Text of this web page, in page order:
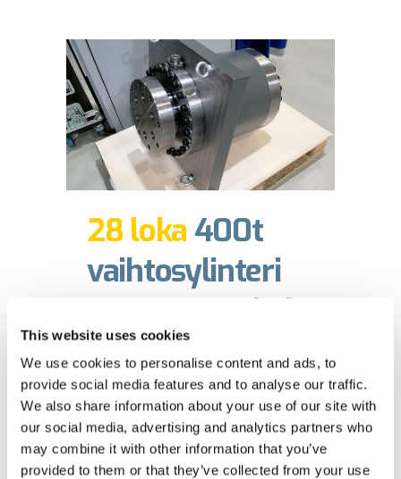
This website uses cookies
We use cookies to personalise content and ads, to
provide social media features and to analyse our traffic.
We also share information about your use of our site with
our social media, advertising and analytics partners who
may combine it with other information that you’ve
provided to them or that they’ve collected from your use
28 loka400t
vaihtosylinteri
tuotantopuristimeen
Julkaistu 14:00
Hydraulisylinterit,Referenssit
Share
Meiltä myös räätälöidyt
erikoissylinterit...